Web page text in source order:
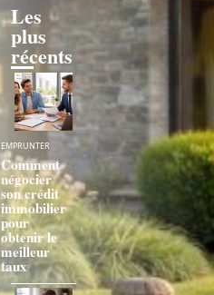
Les
plus
récents
EMPRUNTER
Comment
négocier
son crédit
immobilier
pour
obtenir le
meilleur
taux